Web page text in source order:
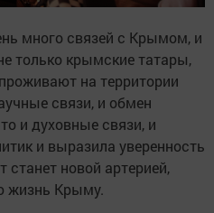
много связей с Крымом, и
только крымские татары,
на территории
связи, и обмен
и духовные связи, и
и выразила уверенность
станет новой артерией,
жизнь Крыму.